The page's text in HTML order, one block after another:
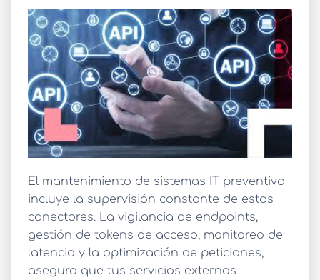
El mantenimiento de sistemas IT preventivo
incluye la supervisión constante de estos
conectores. La vigilancia de endpoints,
gestión de tokens de acceso, monitoreo de
latencia y la optimización de peticiones,
asegura que tus servicios externos